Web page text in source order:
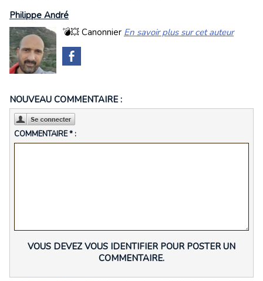
Philippe André
💣💥 Canonnier En savoir plus sur cet auteur
NOUVEAU COMMENTAIRE :
COMMENTAIRE * :
VOUS DEVEZ VOUS IDENTIFIER POUR POSTER UN
COMMENTAIRE.